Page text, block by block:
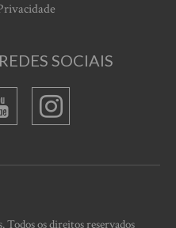
SOCIAIS
Todos os direitos reservados